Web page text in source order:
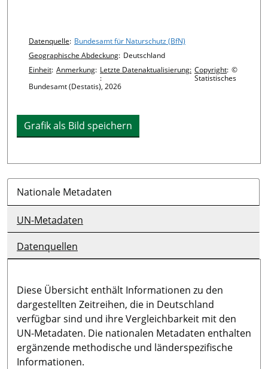
Chart details
Datenquelle: Bundesamt für Naturschutz (BfN)
Geographische Abdeckung: Deutschland
Einheit: Anmerkung: Letzte Datenaktualisierung:
:
Copyright: ©
Statistisches
Bundesamt (Destatis), 2026
Grafik als Bild speichern
Nationale Metadaten
UN-Metadaten
Datenquellen
Diese Übersicht enthält Informationen zu den
dargestellten Zeitreihen, die in Deutschland
verfügbar sind und ihre Vergleichbarkeit mit den
UN-Metadaten. Die nationalen Metadaten enthalten
ergänzende methodische und länderspezifische
Informationen.